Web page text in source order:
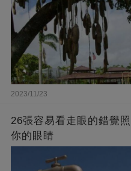
2023/11/23
26張容易看走眼的錯覺
你的眼睛